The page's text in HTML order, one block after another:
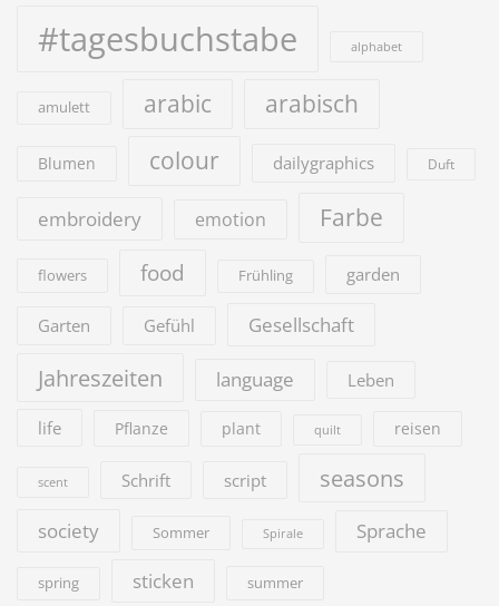
#tagesbuchstabe
alphabet
amulett arabic arabisch
Blumen colour dailygraphics Duft
embroidery emotion Farbe
flowers food Frühling garden
Garten Gefühl Gesellschaft
Jahreszeiten language Leben
life Pflanze plant quilt reisen
scent Schrift script seasons
society Sommer Spirale Sprache
spring sticken summer